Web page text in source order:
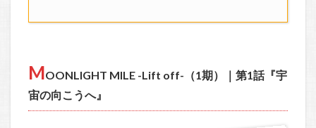
MOONLIGHT MILE -Lift off-（1期）｜第1話『宇
宙の向こうへ』